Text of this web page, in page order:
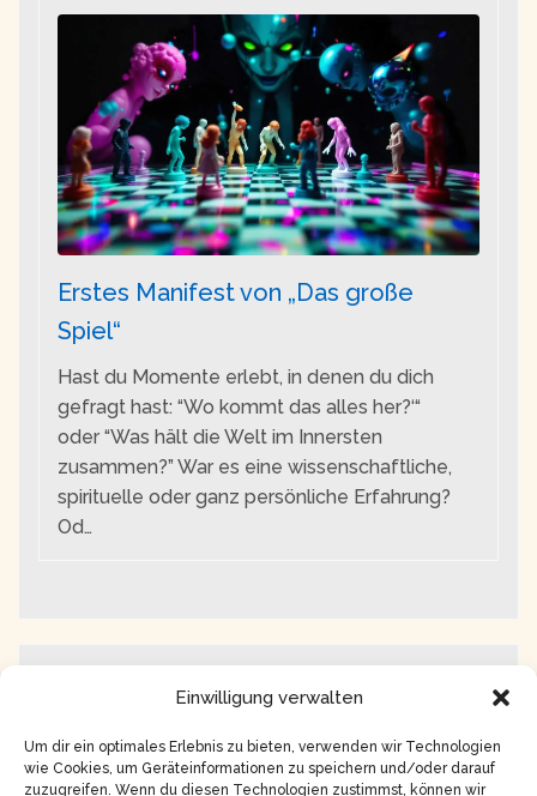
Einwilligung verwalten
Um dir ein optimales Erlebnis zu bieten, verwenden wir Technologien
wie Cookies, um Geräteinformationen zu speichern und/oder darauf
zuzugreifen. Wenn du diesen Technologien zustimmst, können wir
Erstes Manifest von „Das große
Spiel“
Hast du Momente erlebt, in denen du dich
gefragt hast: “Wo kommt das alles her?‘“
oder “Was hält die Welt im Innersten
zusammen?” War es eine wissenschaftliche,
spirituelle oder ganz persönliche Erfahrung?
Od…
Im Moment ist niemand online.